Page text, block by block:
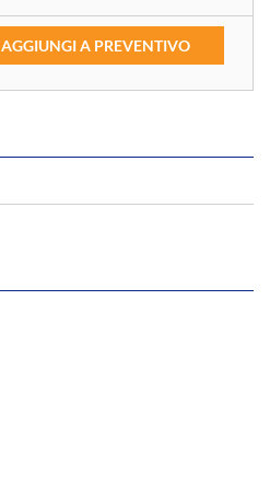
AGGIUNGI A PREVENTIVO